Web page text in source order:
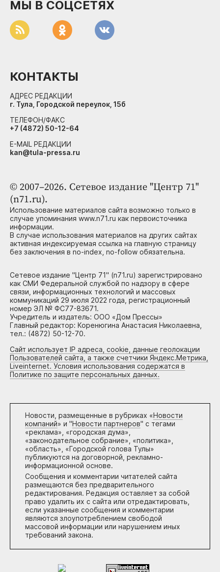
© 2007–2026. Сетевое издание "Центр 71"
(n71.ru).
Использование материалов сайта возможно только в
случае упоминания www.n71.ru как первоисточника
информации.
В случае использования материалов на других сайтах
активная индексируемая ссылка на главную страницу
без заключения в no-index, no-follow обязательна.
Сетевое издание "Центр 71" (n71.ru) зарегистрировано
как СМИ Федеральной службой по надзору в сфере
связи, информационных технологий и массовых
коммуникаций 29 июля 2022 года, регистрационный
номер ЭЛ № ФС77-83671.
Учредитель и издатель: ООО «Дом Прессы»
Главный редактор: Коренюгина Анастасия Николаевна,
тел.: (4872) 50-12-70.
Сайт использует IP адреса, cookie, данные геолокации
Пользователей сайта, а также счетчики Яндекс.Метрика,
Liveinternet. Условия использования содержатся в
Политике по защите персональных данных.
Новости, размещенные в рубриках «Новости
компаний» и "Новости партнеров" с тегами
«реклама», «городская дума»,
«законодательное собрание», «политика»,
«область», «Городской голова Тулы»
публикуются на договорной, рекламно-
информационной основе.
Сообщения и комментарии читателей сайта
размещаются без предварительного
редактирования. Редакция оставляет за собой
право удалить их с сайта или отредактировать,
если указанные сообщения и комментарии
являются злоупотреблением свободой
массовой информации или нарушением иных
требований закона.
МЫ В СОЦСЕТЯХ
КОНТАКТЫ
АДРЕС РЕДАКЦИИ
г. Тула, Городской переулок, 15б
ТЕЛЕФОН/ФАКС
+7 (4872) 50-12-64
E-MAIL РЕДАКЦИИ
kan@tula-pressa.ru